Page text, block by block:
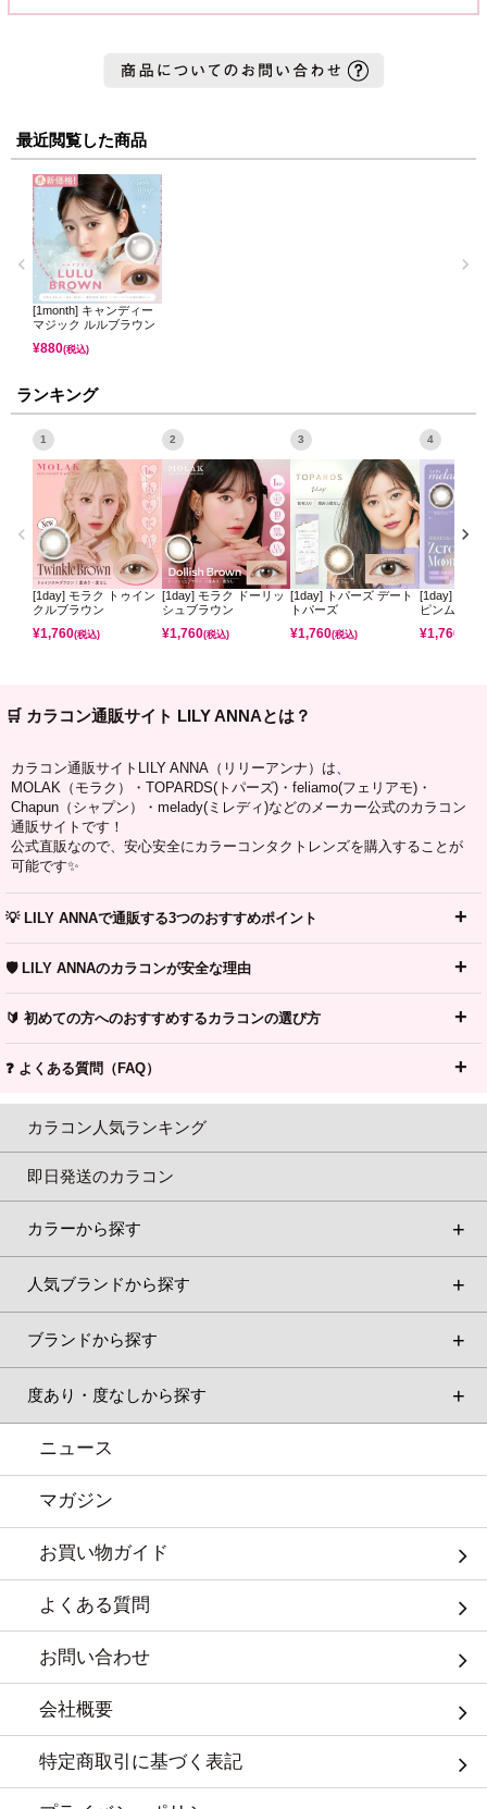
最近閲覧した商品
[1month] キャンディー
マジック ルルブラウン
¥880(税込)
ランキング
1
[1day] モラク トゥイン
クルブラウン
¥1,760(税込)
2
[1day] モラク ドーリッ
シュブラウン
¥1,760(税込)
3
[1day] トパーズ デート
トパーズ
¥1,760(税込)
4
[1day] ミレ
ピンムーン
¥1,760
🛒 カラコン通販サイト LILY ANNAとは？
カラコン通販サイトLILY ANNA（リリーアンナ）は、
MOLAK（モラク）・TOPARDS(トパーズ)・feliamo(フェリアモ)・
Chapun（シャプン）・melady(ミレディ)などのメーカー公式のカラコン
通販サイトです！
公式直販なので、安心安全にカラーコンタクトレンズを購入することが
可能です✨
💡 LILY ANNAで通販する3つのおすすめポイント
🛡️ LILY ANNAのカラコンが安全な理由
🔰 初めての方へのおすすめするカラコンの選び方
❓ よくある質問（FAQ）
カラコン人気ランキング
即日発送のカラコン
カラーから探す
人気ブランドから探す
ブランドから探す
度あり・度なしから探す
ニュース
マガジン
お買い物ガイド
よくある質問
お問い合わせ
会社概要
特定商取引に基づく表記